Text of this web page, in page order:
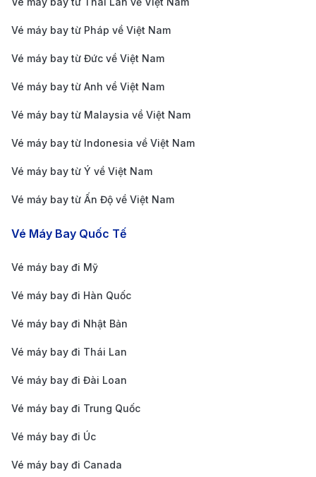
hàng không như Vietnam Airlines, Japan Airlines,
ANA, Korean Air, EVA Air thường có chương trình
giảm giá vào các dịp đặc biệt. Theo dõi website
So sánh giá vé giữa các hãng bay:
tìm kiếm vé như 190 Booking để so sánh giá và
chọn chuyến bay rẻ nhất.
tại Seoul (Korean Air, Asiana Airlines) hoặc Đài Bắc
(EVA Air, China Airlines) thường có giá tốt hơn so
bay vào các ngày trong tuần như thứ 3, 4, 5 thay
vì cuối tuần vì giá vé sẽ rẻ hơn.
Tại sao nên đặt vé máy bay tại 190
Giá vé tốt – Khuyến mãi hấp dẫn:
Vé máy bay từ Pháp về Việt Nam
Vé máy bay từ Đức về Việt Nam
Vé máy bay từ Anh về Việt Nam
Vé máy bay từ Malaysia về Việt Nam
Vé máy bay từ Indonesia về Việt Nam
Vé máy bay từ Ý về Việt Nam
Vé máy bay từ Ấn Độ về Việt Nam
Vé Máy Bay Quốc Tế
Vé máy bay đi Mỹ
Vé máy bay đi Hàn Quốc
Vé máy bay đi Nhật Bản
Vé máy bay đi Thái Lan
Vé máy bay đi Đài Loan
Vé máy bay đi Trung Quốc
Vé máy bay đi Úc
Vé máy bay đi Canada